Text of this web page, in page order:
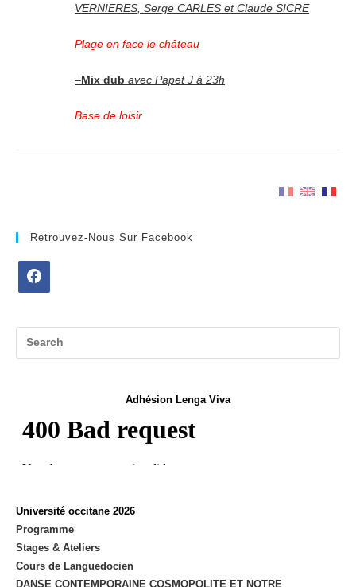
VERNIERES, Serge CARLES et Claude SICRE
Plage en face le château
–Mix dub avec Papet J à 23h
Base de loisir
Retrouvez-Nous Sur Facebook
new
Adhésion Lenga Viva
Université occitane 2026
Programme
Stages & Ateliers
Cours de Languedocien
DANSE CONTEMPORAINE COSMOPOLITE ET NOTRE